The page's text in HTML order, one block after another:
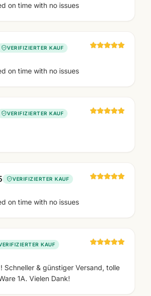
on time with no issues
VERIFIZIERTER KAUF
on time with no issues
VERIFIZIERTER KAUF
VERIFIZIERTER KAUF
on time with no issues
KAUF
Schneller & günstiger Versand, tolle
1A. Vielen Dank!